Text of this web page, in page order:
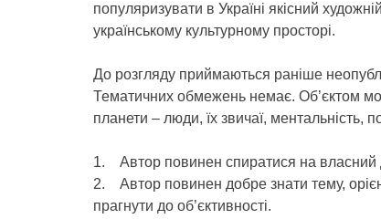
популяризувати в Україні якісний
українському культурному просторі.
До розгляду приймаються раніше
Тематичних обмежень немає. Об’єктом
планети – люди, їх звичаї, ментальність,
1. Автор повинен спиратися на власний
2. Автор повинен добре знати тему,
прагнути до об’єктивності.